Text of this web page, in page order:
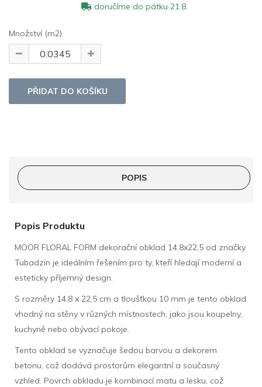
doručíme do pátku 21.8.
Množství (m2)
POPIS
Popis Produktu
MOOR FLORAL FORM dekorační obklad 14,8x22,5 od značky
Tubadzin je ideálním řešením pro ty, kteří hledají moderní a
esteticky příjemný design.
S rozměry 14,8 x 22,5 cm a tloušťkou 10 mm je tento obklad
vhodný na stěny v různých místnostech, jako jsou koupelny,
kuchyně nebo obývací pokoje.
Tento obklad se vyznačuje šedou barvou a dekorem
betonu, což dodává prostorům elegantní a současný
vzhled. Povrch obkladu je kombinací matu a lesku, což